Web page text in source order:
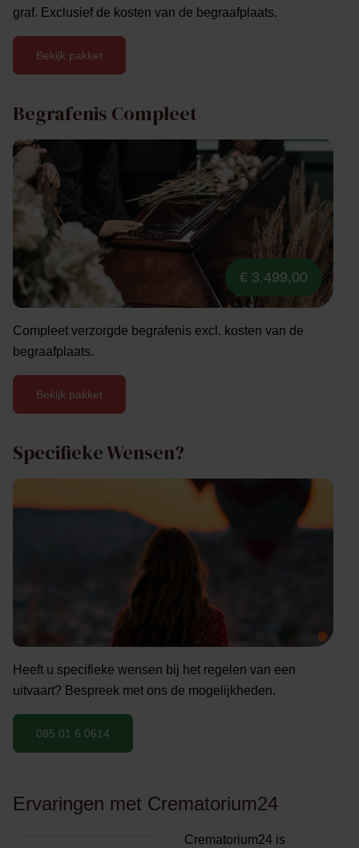
graf. Exclusief de kosten van de begraafplaats.
Bekijk pakket
Begrafenis Compleet
€ 3.499,00
Compleet verzorgde begrafenis excl. kosten van de
begraafplaats.
Bekijk pakket
Specifieke Wensen?
Heeft u specifieke wensen bij het regelen van een
uitvaart? Bespreek met ons de mogelijkheden.
085 01 6 0614
Ervaringen met Crematorium24
Crematorium24 is